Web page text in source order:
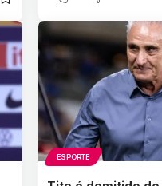
ESPORTE